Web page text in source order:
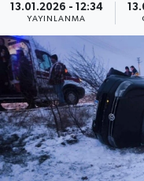
13.01.2026 - 12:34
YAYINLANMA
Emlak
Gündem
Haber
Haber İlanlar
Kültür-Sanat